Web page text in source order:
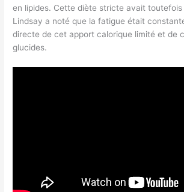
en lipides. Cette diète stricte avait
Lindsay a noté que la fatigue était
directe de cet apport calorique limité et de
glucides.